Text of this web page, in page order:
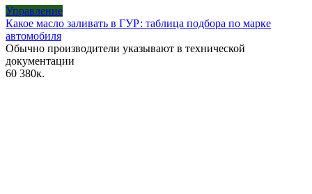
Управление
Какое масло заливать в ГУР: таблица подбора по марке
автомобиля
Обычно производители указывают в технической
документации
60 380к.